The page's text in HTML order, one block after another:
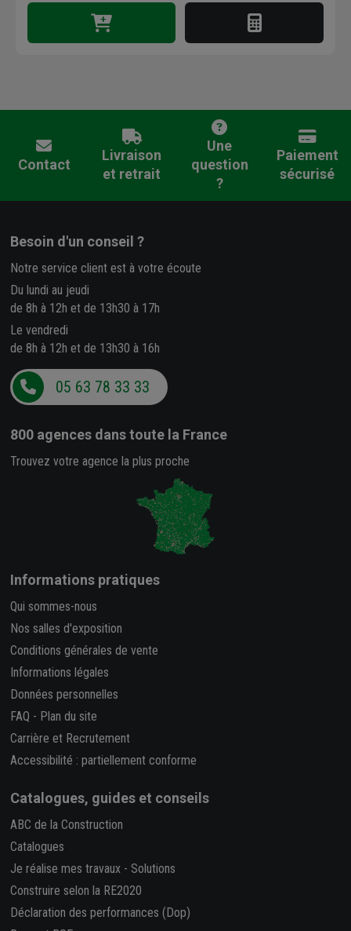
Contact
Livraison
et retrait
Une
question
?
Paiement
sécurisé
Besoin d'un conseil ?
Notre service client est à votre écoute
Du lundi au jeudi
de 8h à 12h et de 13h30 à 17h
Le vendredi
de 8h à 12h et de 13h30 à 16h
05 63 78 33 33
800 agences dans toute la France
Trouvez votre agence la plus proche
Informations pratiques
Qui sommes-nous
Nos salles d'exposition
Conditions générales de vente
Informations légales
Données personnelles
FAQ - Plan du site
Carrière et Recrutement
Accessibilité : partiellement conforme
Catalogues, guides et conseils
ABC de la Construction
Catalogues
Je réalise mes travaux - Solutions
Construire selon la RE2020
Déclaration des performances (Dop)